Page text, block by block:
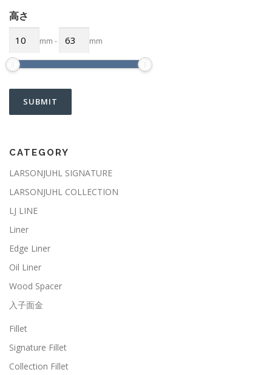
高さ
mm - mm
CATEGORY
LARSONJUHL SIGNATURE
LARSONJUHL COLLECTION
LJ LINE
Liner
Edge Liner
Oil Liner
Wood Spacer
入子面金
Fillet
Signature Fillet
Collection Fillet